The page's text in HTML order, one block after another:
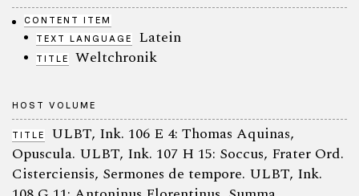
CONTENT ITEM
TEXT LANGUAGE
Latein
TITLE Weltchronik
HOST VOLUME
TITLE
ULBT, Ink. 106 E 4: Thomas Aquinas,
Opuscula. ULBT, Ink. 107 H 15: Soccus, Frater Ord.
Cisterciensis, Sermones de tempore. ULBT, Ink.